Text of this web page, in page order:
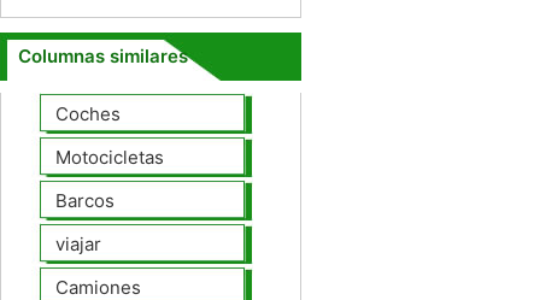
Columnas similares
Coches
Motocicletas
Barcos
viajar
Camiones